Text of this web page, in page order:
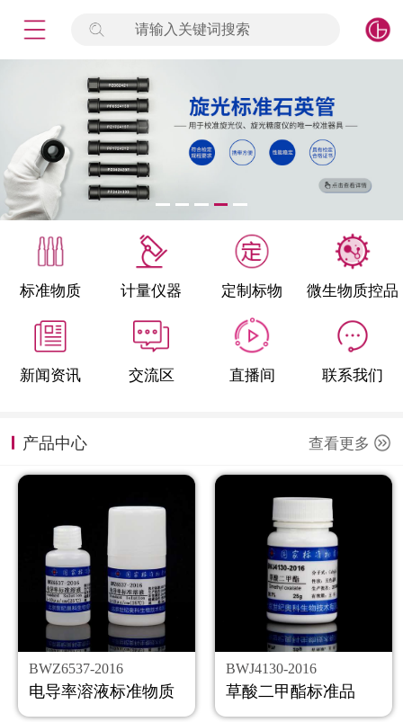
请输入关键词搜索
标准物质 计量仪器 定制标物 微生物质控品
新闻资讯 交流区 直播间 联系我们
产品中心 查看更多
BWZ6537-2016
电导率溶液标准物质
BWJ4130-2016
草酸二甲酯标准品
签到
标准物质
产品专项
微生物检测/质控品
定制标物
定制仪器
新闻资讯
公司主页
购物车
会员中心
联系我们